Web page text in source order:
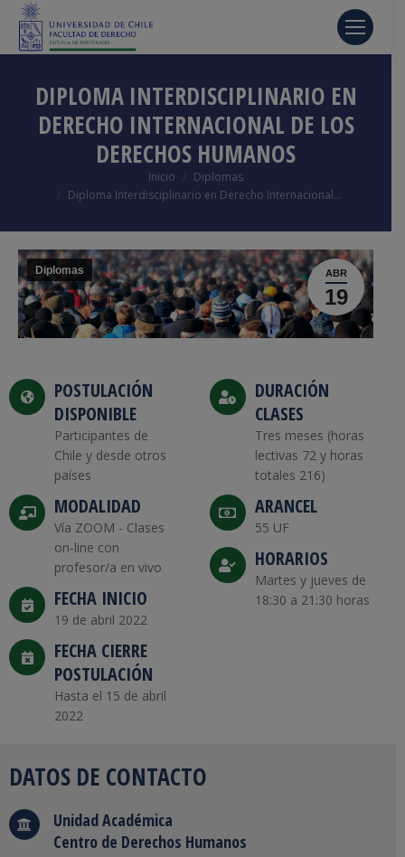
DIPLOMA INTERDISCIPLINARIO EN
DERECHO INTERNACIONAL DE LOS
DERECHOS HUMANOS
Inicio
Diplomas
Diploma Interdisciplinario en Derecho Internacional…
ABR
19
Diplomas
POSTULACIÓN
DISPONIBLE
Participantes de
Chile y desde otros
países
MODALIDAD
Vía ZOOM - Clases
on-line con
profesor/a en vivo
FECHA INICIO
19 de abril 2022
FECHA CIERRE
POSTULACIÓN
Hasta el 15 de abril
2022
DURACIÓN
CLASES
Tres meses (horas
lectivas 72 y horas
totales 216)
ARANCEL
55 UF
HORARIOS
Martes y jueves de
18:30 a 21:30 horas
DATOS DE CONTACTO
Unidad Académica
Centro de Derechos Humanos